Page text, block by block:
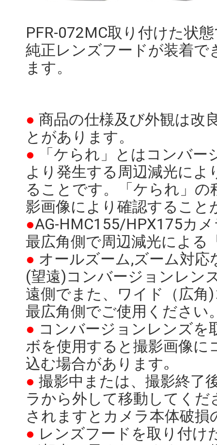
PFR-072MC取り付けた状
純正レンズフードが装着で
ます。
● 商品の仕様及び外観は改
とがあります。
● 「ケられ」とはコンバ
より発生する周辺減光に
ることです。「ケられ」
影画像により確認すること
●AG-HMC155/HPX175カ
最広角側で周辺減光による
● オールズーム,ズーム対
(望遠)コンバージョンレン
遠側でまた、ワイド（広
最広角側でご使用ください
● コンバージョンレンズを
ボを使用すると撮影画像
込む場合があります｡
● 撮影中または、撮影終了
ラから外して移動してく
されますとカメラ本体破
● レンズフードを取り付け